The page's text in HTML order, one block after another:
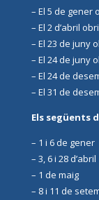
– El 5 de gener
– El 2 d’abril
– El 23 de
– El 24 de juny
– El 24 de
– El 31 de
Els següents
– 1 i 6 de gener
– 3, 6 i 28 d’abril
– 1 de maig
– 8 i 11 de